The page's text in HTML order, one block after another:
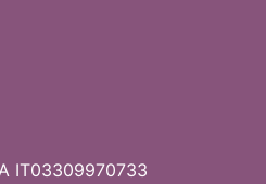
IT03309970733